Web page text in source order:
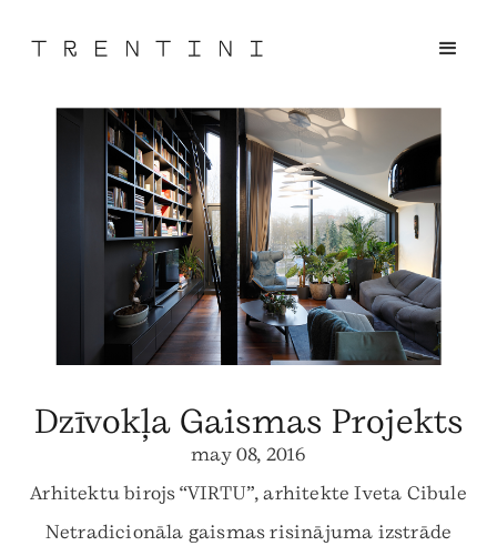
Dzīvokļa Gaismas Projekts
may 08, 2016
Arhitektu birojs “VIRTU”, arhitekte Iveta Cibule
Netradicionāla gaismas risinājuma izstrāde